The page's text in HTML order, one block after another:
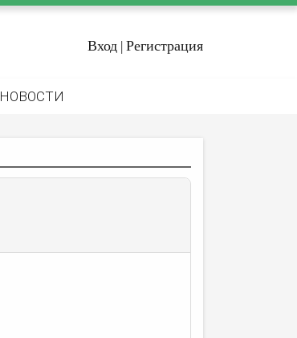
Вход | Регистрация
НОВОСТИ